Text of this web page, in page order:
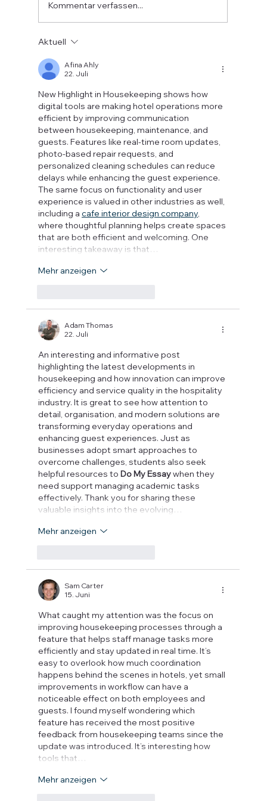
Kommentar verfassen...
Aktuell
Afina Ahly
22. Juli
New Highlight in Housekeeping shows how
digital tools are making hotel operations more
efficient by improving communication
between housekeeping, maintenance, and
guests. Features like real-time room updates,
photo-based repair requests, and
personalized cleaning schedules can reduce
delays while enhancing the guest experience.
The same focus on functionality and user
experience is valued in other industries as well,
including a cafe interior design company,
where thoughtful planning helps create spaces
that are both efficient and welcoming. One
interesting takeaway is that…
Mehr anzeigen
Adam Thomas
22. Juli
An interesting and informative post
highlighting the latest developments in
housekeeping and how innovation can improve
efficiency and service quality in the hospitality
industry. It is great to see how attention to
detail, organisation, and modern solutions are
transforming everyday operations and
enhancing guest experiences. Just as
businesses adopt smart approaches to
overcome challenges, students also seek
helpful resources to Do My Essay when they
need support managing academic tasks
effectively. Thank you for sharing these
valuable insights into the evolving…
Mehr anzeigen
Sam Carter
15. Juni
What caught my attention was the focus on
improving housekeeping processes through a
feature that helps staff manage tasks more
efficiently and stay updated in real time. It’s
easy to overlook how much coordination
happens behind the scenes in hotels, yet small
improvements in workflow can have a
noticeable effect on both employees and
guests. I found myself wondering which
feature has received the most positive
feedback from housekeeping teams since the
update was introduced. It’s interesting how
tools that…
Mehr anzeigen